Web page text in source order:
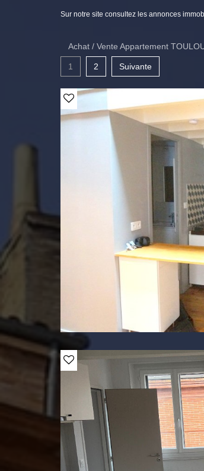
Sur notre site consultez les annonces
Achat / Vente Appartement
1 2 Suivante